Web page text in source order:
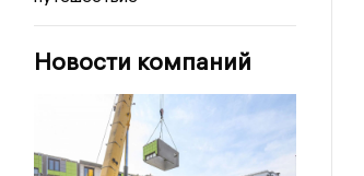
Новости компаний